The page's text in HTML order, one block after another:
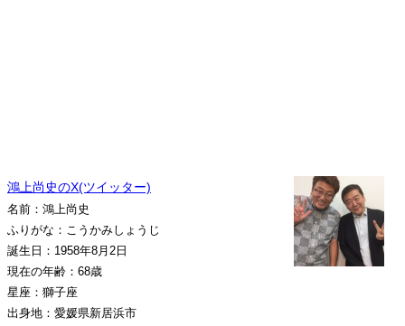
鴻上尚史のX(ツイッター)
名前：鴻上尚史
ふりがな：こうかみしょうじ
誕生日：1958年8月2日
現在の年齢：68歳
星座：獅子座
出身地：愛媛県新居浜市